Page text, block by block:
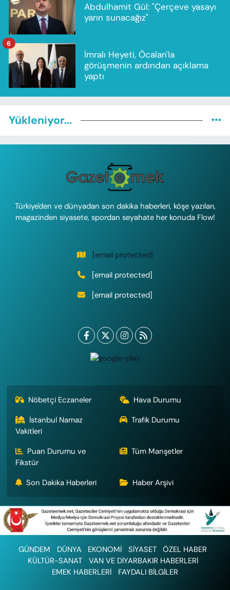
Abdulhamit Gül: "Çerçeve yasayı
yarın sunacağız"
İmralı Heyeti, Öcalan'la
görüşmenin ardından açıklama
yaptı
6
Yükleniyor...
Türkiye'den ve dünyadan son dakika haberleri, köşe yazıları,
magazinden siyasete, spordan seyahate her konuda Flow!
[email protected]
[email protected]
[email protected]
Nöbetçi Eczaneler
Hava Durumu
İstanbul Namaz
Vakitleri
Trafik Durumu
Puan Durumu ve
Fikstür
Tüm Manşetler
Son Dakika Haberleri Haber Arşivi
GÜNDEM DÜNYA EKONOMİ SİYASET
ÖZEL HABER
KÜLTÜR-SANAT
VAN VE DİYARBAKIR HABERLERİ
EMEK HABERLERİ
FAYDALI BİLGİLER